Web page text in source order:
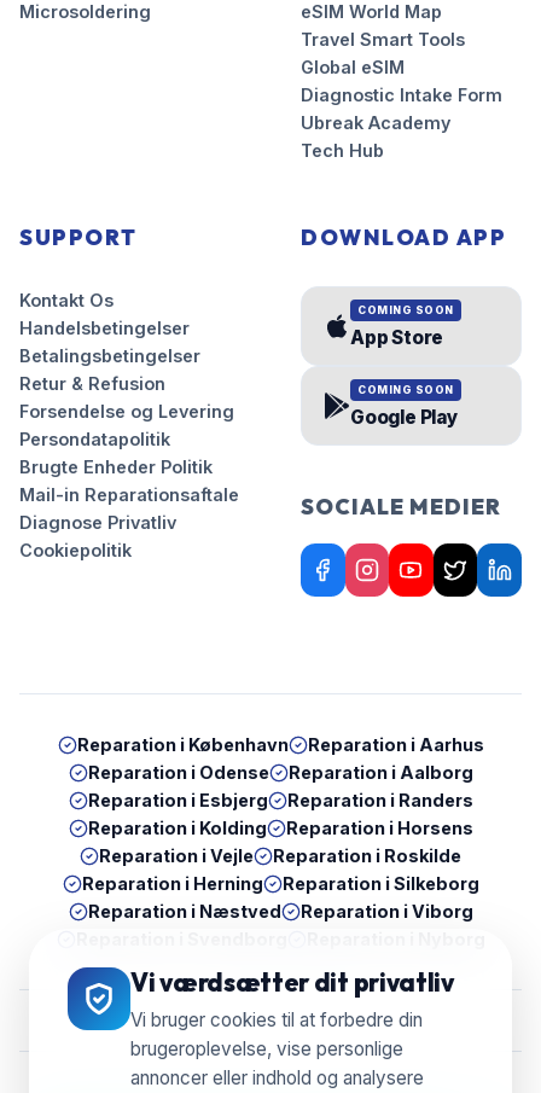
Vi værdsætter dit privatliv
Vi bruger cookies til at forbedre din
brugeroplevelse, vise personlige
annoncer eller indhold og analysere
Microsoldering
eSIM World Map
Travel Smart Tools
Global eSIM
Diagnostic Intake Form
Ubreak Academy
Tech Hub
SUPPORT
Kontakt Os
Handelsbetingelser
Betalingsbetingelser
Retur & Refusion
Forsendelse og Levering
Persondatapolitik
Brugte Enheder Politik
Mail-in Reparationsaftale
Diagnose Privatliv
Cookiepolitik
DOWNLOAD APP
COMING SOON
App Store
COMING SOON
Google Play
SOCIALE MEDIER
Reparation i København Reparation i Aarhus
Reparation i Odense Reparation i Aalborg
Reparation i Esbjerg Reparation i Randers
Reparation i Kolding Reparation i Horsens
Reparation iVejle Reparation i Roskilde
Reparation i Herning Reparation i Silkeborg
Reparation i Næstved Reparation i Viborg